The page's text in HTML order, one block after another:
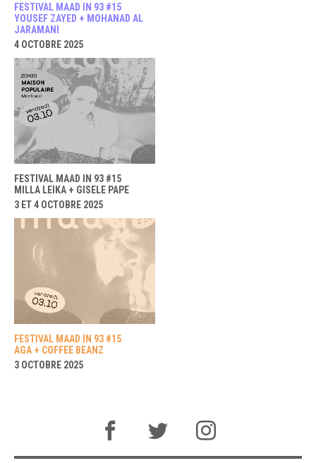
FESTIVAL MAAD IN 93 #15
YOUSEF ZAYED + MOHANAD AL
JARAMANI
4 OCTOBRE 2025
FESTIVAL MAAD IN 93 #15
MILLA LEIKA + GISELE PAPE
3 ET 4 OCTOBRE 2025
FESTIVAL MAAD IN 93 #15
AGA + COFFEE BEANZ
3 OCTOBRE 2025